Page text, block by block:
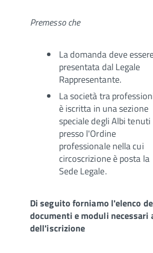
Premesso che
La domanda deve
presentata dal Legale
Rappresentante.
La società tra
è iscritta in una sezione
speciale degli Albi tenuti
presso l'Ordine
professionale nella cui
circoscrizione è posta la
Sede Legale.
Di seguito forniamo l'elenco
documenti e moduli necessari
dell'iscrizione